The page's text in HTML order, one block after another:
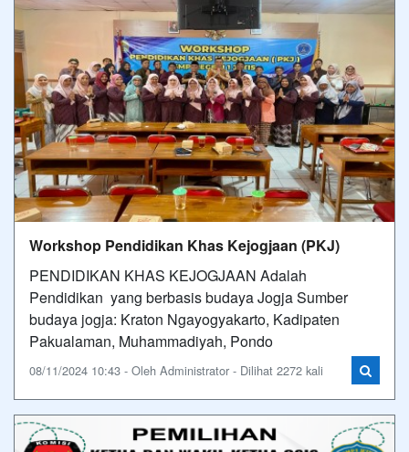
Workshop Pendidikan Khas Kejogjaan (PKJ)
PENDIDIKAN KHAS KEJOGJAAN Adalah
Pendidikan yang berbasis budaya Jogja Sumber
budaya jogja: Kraton Ngayogyakarto, Kadipaten
Pakualaman, Muhammadiyah, Pondo
08/11/2024 10:43 - Oleh Administrator - Dilihat 2272 kali